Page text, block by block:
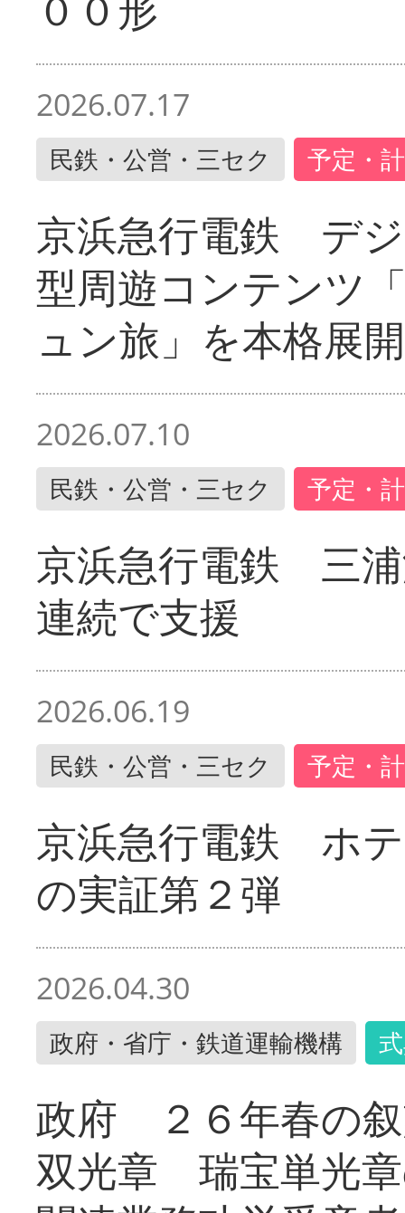
2026.07.17
民鉄・公営・三セク 予定・
京浜急行電鉄 デ
型周遊コンテンツ
ュン旅」を本格展開
2026.07.10
民鉄・公営・三セク 予定・
京浜急行電鉄 三
連続で支援
2026.06.19
民鉄・公営・三セク 予定・
京浜急行電鉄 ホ
の実証第２弾
2026.04.30
政府・省庁・鉄道運輸機構
政府 ２６年春の
双光章 瑞宝単光